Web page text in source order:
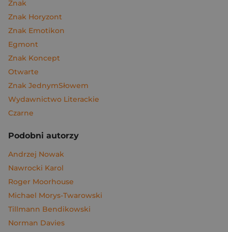
Znak
Znak Horyzont
Znak Emotikon
Egmont
Znak Koncept
Otwarte
Znak JednymSłowem
Wydawnictwo Literackie
Czarne
Podobni autorzy
Andrzej Nowak
Nawrocki Karol
Roger Moorhouse
Michael Morys-Twarowski
Tillmann Bendikowski
Norman Davies